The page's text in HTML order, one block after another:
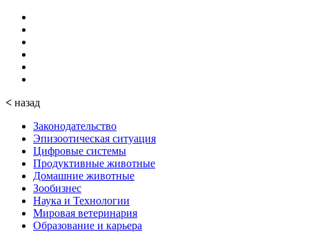
< назад
Законодательство
Эпизоотическая ситуация
Цифровые системы
Продуктивные животные
Домашние животные
Зообизнес
Наука и Технологии
Мировая ветеринария
Образование и карьера